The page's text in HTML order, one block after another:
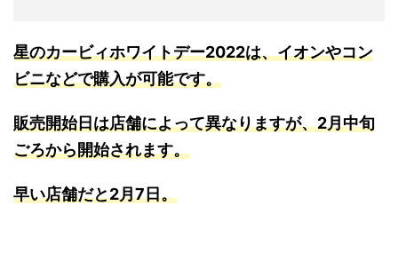
星のカービィホワイトデー2022は、イオンやコン
ビニなどで購入が可能です。
販売開始日は店舗によって異なりますが、2月中旬
ごろから開始されます。
早い店舗だと2月7日。